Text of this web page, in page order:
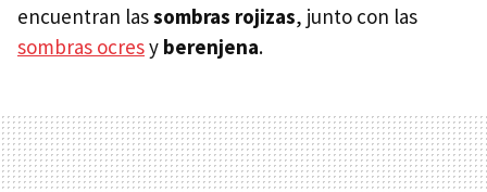
encuentran lassombras rojizas, junto con las
sombras ocresy berenjena.